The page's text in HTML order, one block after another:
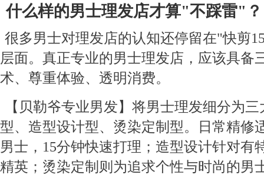
什么样的男士理发店才算"不踩雷"？
很多男士对理发店的认知还停留在"快剪
层面。真正专业的男士理发店，应该具备
术、尊重体验、透明消费。
【贝勒爷专业男发】将男士理发细分为
型、造型设计型、烫染定制型。日常精修
男士，15分钟快速打理；造型设计针对有
精英；烫染定制则为追求个性与时尚的男